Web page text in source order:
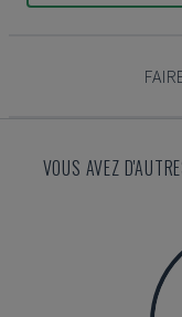
VOUS AVEZ